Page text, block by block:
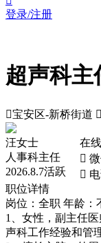
登录/注册
超声科主
宝安区-新桥街道 
汪女士
人事科主任
2026.8.7活跃
在


职位详情
岗位：全职 年龄：
1、女性，副主任
声科工作经验和管